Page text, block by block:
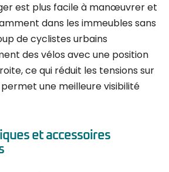
est plus facile à manœuvrer et
dans les immeubles sans
de cyclistes urbains
des vélos avec une position
ce qui réduit les tensions sur
une meilleure visibilité
et accessoires